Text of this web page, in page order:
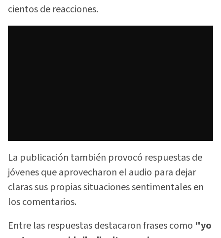
cientos de reacciones.
La publicación también provocó respuestas de
jóvenes que aprovecharon el audio para dejar
claras sus propias situaciones sentimentales en
los comentarios.
Entre las respuestas destacaron frases como "yo